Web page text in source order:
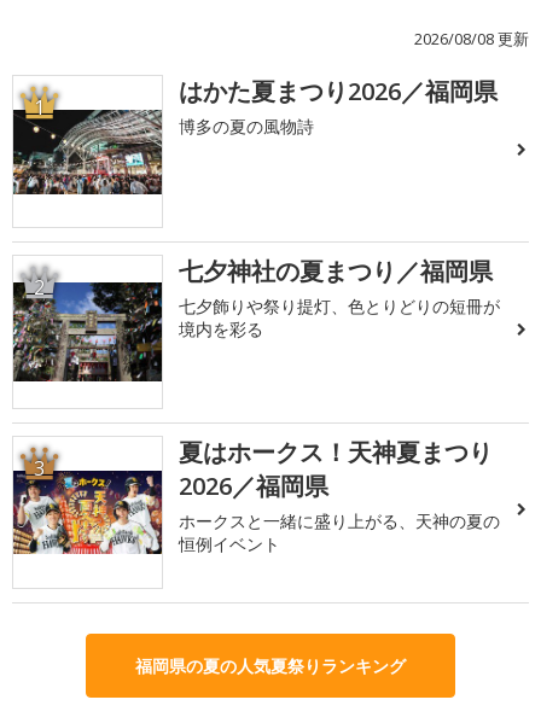
2026/08/08 更新
1 はかた夏まつり2026／福岡県
博多の夏の風物詩
2 七夕神社の夏まつり／福岡県
七夕飾りや祭り提灯、色とりどりの短冊が
境内を彩る
3
夏はホークス！天神夏まつり
2026／福岡県
ホークスと一緒に盛り上がる、天神の夏の
恒例イベント
福岡県の夏の人気夏祭りランキング